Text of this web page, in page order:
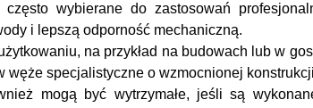
wybierane do zastosowań
i lepszą odporność mechaniczną.
na przykład na budowach lub w
węże specjalistyczne o wzmocnionej
mogą być wytrzymałe, jeśli są